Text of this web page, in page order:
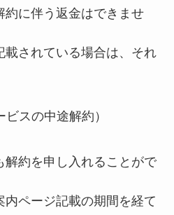
約に伴う返金はできませ
載されている場合は、それ
スの中途解約）
解約を申し入れることがで
内ページ記載の期間を経て